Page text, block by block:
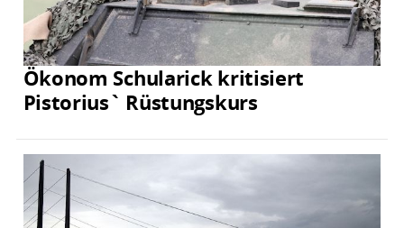
Ökonom Schularick kritisiert
Pistorius` Rüstungskurs